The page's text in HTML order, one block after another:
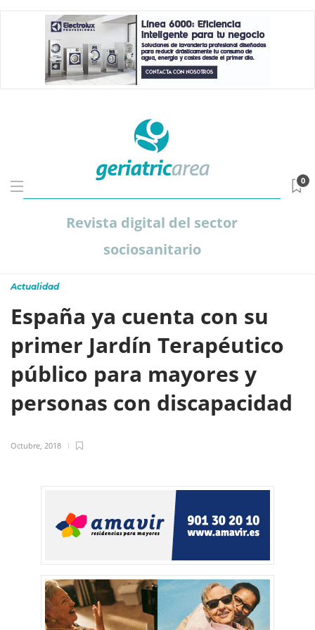
Revista digital del sector
sociosanitario
0
Actualidad
España ya cuenta con su
primer Jardín Terapéutico
público para mayores y
personas con discapacidad
Octubre, 2018